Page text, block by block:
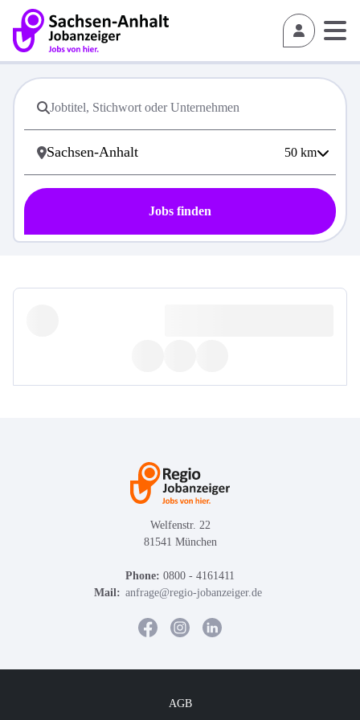
50 km
Jobs finden
Welfenstr. 22
81541 München
Phone: 0800 - 4161411
Mail: anfrage@regio-jobanzeiger.de
AGB